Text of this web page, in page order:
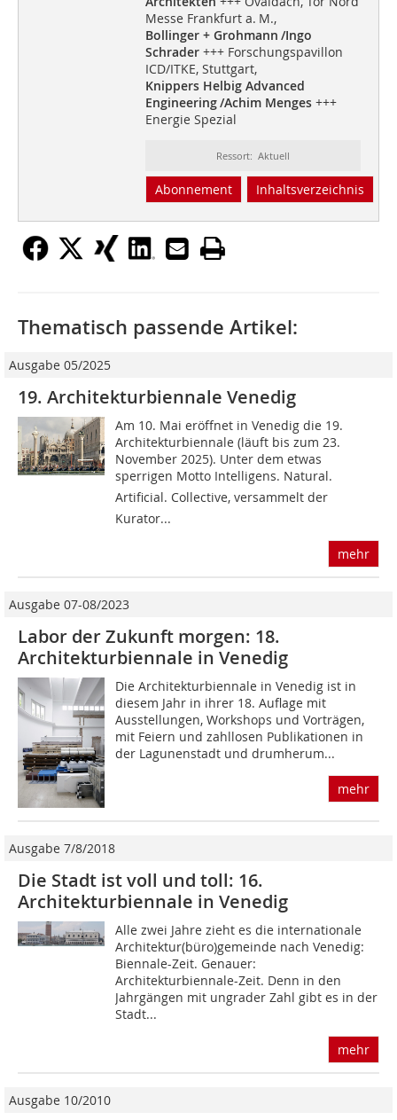
Messe Frankfurt a. M.,
Bollinger + Grohmann /Ingo
Schrader+++ Forschungspavillon
ICD/ITKE, Stuttgart,
Knippers Helbig Advanced
Engineering /Achim Menges+++
Energie Spezial
Ressort: Aktuell
Abonnement Inhaltsverzeichnis
Thematisch passende Artikel:
Ausgabe 05/2025
19. Architekturbiennale Venedig
Am 10. Mai eröffnet in Venedig die 19.
Architekturbiennale (läuft bis zum 23.
November 2025). Unter dem etwas
sperrigen Motto Intelligens. Natural.
Artificial. Collective, versammelt der
Kurator...
mehr
Ausgabe 07-08/2023
Labor der Zukunft morgen: 18.
Architekturbiennale in Venedig
Die Architekturbiennale in Venedig ist in
diesem Jahr in ihrer 18. Auflage mit
Ausstellungen, Workshops und Vorträgen,
mit Feiern und zahllosen Publikationen in
der Lagunenstadt und drumherum...
mehr
Ausgabe 7/8/2018
Die Stadt ist voll und toll: 16.
Architekturbiennale in Venedig
Alle zwei Jahre zieht es die internationale
Architektur(büro)gemeinde nach Venedig:
Biennale-Zeit. Genauer:
Architekturbiennale-Zeit. Denn in den
Jahrgängen mit ungrader Zahl gibt es in der
Stadt...
mehr
Ausgabe 10/2010